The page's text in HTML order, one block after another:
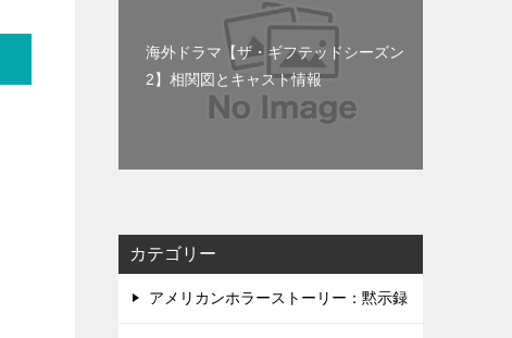
海外ドラマ【ザ・ギフテッドシーズン
2】相関図とキャスト情報
カテゴリー
アメリカンホラーストーリー：黙示録